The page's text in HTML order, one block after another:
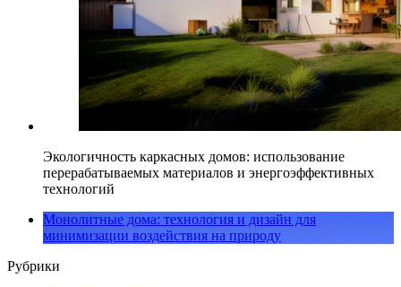
Экологичность каркасных домов: использование
перерабатываемых материалов и энергоэффективных
технологий
Монолитные дома: технология и дизайн для
минимизации воздействия на природу
Рубрики